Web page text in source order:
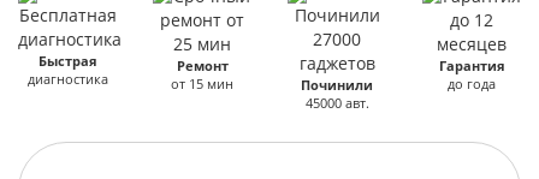
Быстрая
диагностика
Ремонт
от 15 мин
Починили
45000 авт.
Гарантия
до года